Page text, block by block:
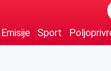
Emisije Sport